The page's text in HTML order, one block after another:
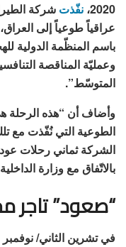
2020، نفّذت
عراقياً طوعياً إلى
باسم المنظّمة الدولية
وعمليّة المناقصة
المتوسّط”.
وأضاف أن “هذه الرحلة
الشركة ثماني رحلات
بالاتّفاق مع وزارة
“صعود” تاجر